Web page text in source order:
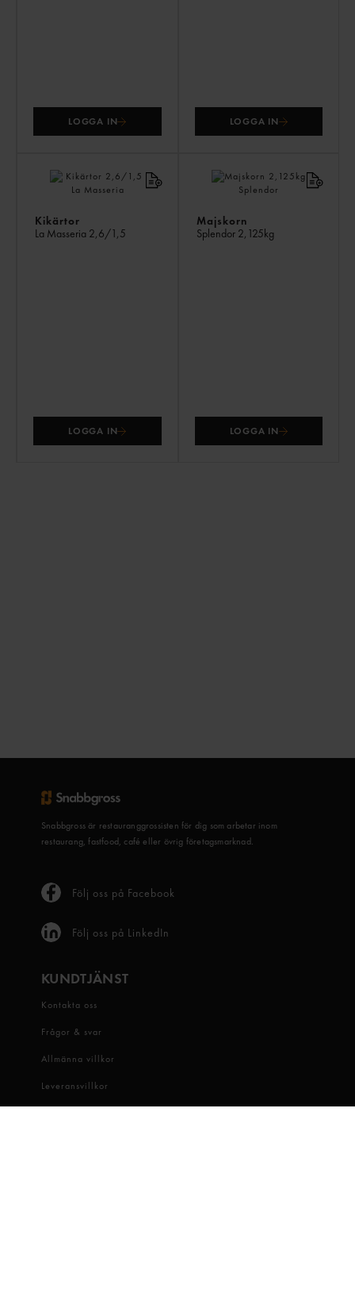
LOGGA IN LOGGA IN
Kikärtor
La Masseria 2,6/1,5
LOGGA IN
Majskorn
Splendor 2,125kg
LOGGA IN
Snabbgross är restauranggrossisten för dig som arbetar inom
restaurang, fastfood, café eller övrig företagsmarknad.
Följ oss på Facebook
Följ oss på LinkedIn
KUNDTJÄNST
Kontakta oss
Frågor & svar
Allmänna villkor
Leveransvillkor